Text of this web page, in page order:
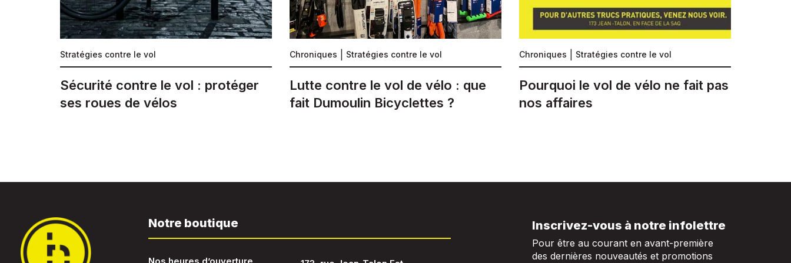
Stratégies contre le vol
Sécurité contre le vol : protéger
ses roues de vélos
Chroniques Stratégies contre le vol
Lutte contre le vol de vélo : que
fait Dumoulin Bicyclettes ?
Chroniques Stratégies contre le vol
Pourquoi le vol de vélo ne fait pas
nos affaires
Notre boutique Inscrivez-vous à notre infolettre
Pour être au courant en avant-première
des dernières nouveautés et promotions